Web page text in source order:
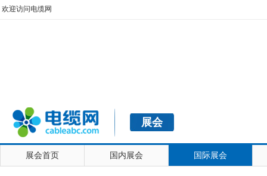
欢迎访问电缆网
展会
展会首页 国内展会 国际展会